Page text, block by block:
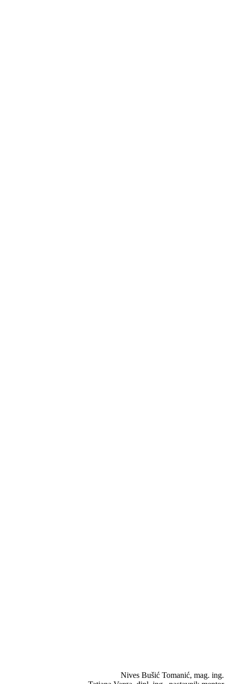
Nives Bušić Tomanić, mag. ing.